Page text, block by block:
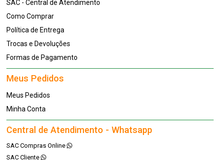
SAC - Central de Atendimento
Como Comprar
Política de Entrega
Trocas e Devoluções
Formas de Pagamento
Meus Pedidos
Meus Pedidos
Minha Conta
Central de Atendimento - Whatsapp
SAC Compras Online
SAC Cliente